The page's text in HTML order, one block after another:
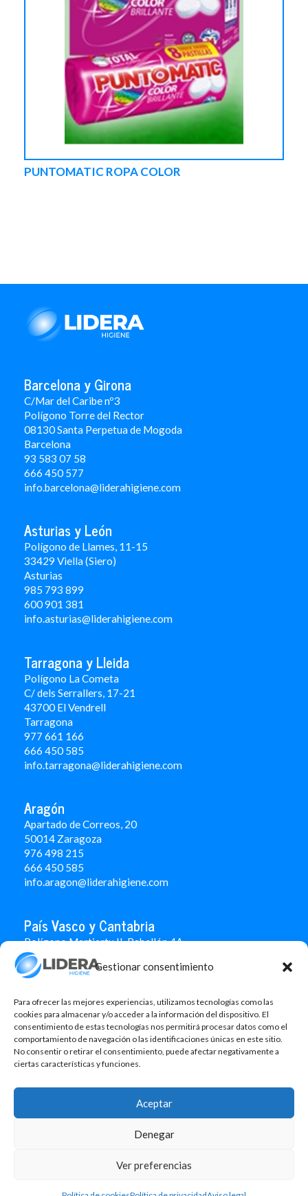
Gestionar consentimiento
Para ofrecer las mejores experiencias, utilizamos tecnologías como las
cookies para almacenar y/o acceder a la información del dispositivo. El
consentimiento de estas tecnologías nos permitirá procesar datos como el
comportamiento de navegación o las identificaciones únicas en este sitio.
No consentir o retirar el consentimiento, puede afectar negativamente a
ciertas características y funciones.
Aceptar
Denegar
Ver preferencias
PUNTOMATIC ROPA COLOR
Barcelona y Girona
C/Mar del Caribe nº3
Polígono Torre del Rector
08130 Santa Perpetua de Mogoda
Barcelona
93 583 07 58
666 450 577
info.barcelona@liderahigiene.com
Asturias y León
Polígono de Llames, 11-15
33429 Viella (Siero)
Asturias
985 793 899
600 901 381
info.asturias@liderahigiene.com
Tarragona y Lleida
Polígono La Cometa
C/ dels Serrallers, 17-21
43700 El Vendrell
Tarragona
977 661 166
666 450 585
info.tarragona@liderahigiene.com
Aragón
Apartado de Correos, 20
50014 Zaragoza
976 498 215
666 450 585
info.aragon@liderahigiene.com
País Vasco y Cantabria
Polígono Martiartu II. Pabellón 4A
48480 Arrigorriaga
Bizkaia
666 451 184
info.paisvasco@liderahigiene.com
Linked In
©2026 Lidera Higiene, S.L. Todos los derechos reservados.